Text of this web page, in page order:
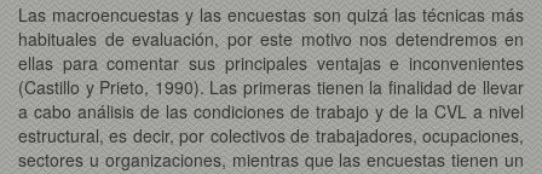
Las macroencuestas y las encuestas son quizá las técnicas más
habituales de evaluación, por este motivo nos detendremos en
ellas para comentar sus principales ventajas e inconvenientes
(Castillo y Prieto, 1990). Las primeras tienen la finalidad de llevar
a cabo análisis de las condiciones de trabajo y de la CVL a nivel
estructural, es decir, por colectivos de trabajadores, ocupaciones,
sectores u organizaciones, mientras que las encuestas tienen un